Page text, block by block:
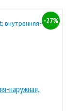
-27%
наружная,